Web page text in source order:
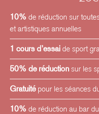
10% de réduction sur
et artistiques annuelles
1 cours d’essai de sport
50% de réduction sur les
Gratuitépour les séances
10% de réduction au bar